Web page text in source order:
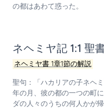
の都はあわて惑った。
ネヘミヤ記 1:1 聖
ネヘミヤ書 1章1節の解説
聖句：
「ハカリアの子ネヘ
年の月、彼の都の一つの町
ダの人々のうちの何人かが